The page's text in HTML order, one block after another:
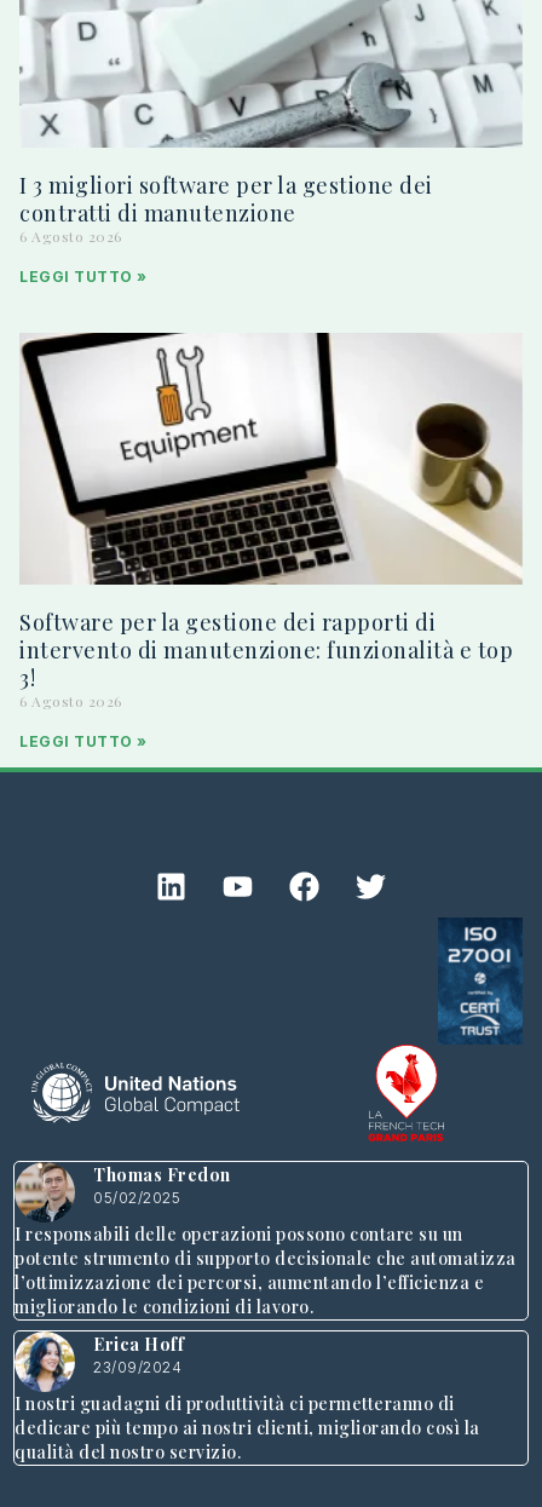
I 3 migliori software per la gestione dei
contratti di manutenzione
6 Agosto 2026
LEGGI TUTTO »
Software per la gestione dei rapporti di
intervento di manutenzione: funzionalità e top
3!
6 Agosto 2026
LEGGI TUTTO »
Thomas Fredon
05/02/2025
I responsabili delle operazioni possono contare su un
potente strumento di supporto decisionale che automatizza
l’ottimizzazione dei percorsi, aumentando l’efficienza e
migliorando le condizioni di lavoro.
Erica Hoff
23/09/2024
I nostri guadagni di produttività ci permetteranno di
dedicare più tempo ai nostri clienti, migliorando così la
qualità del nostro servizio.